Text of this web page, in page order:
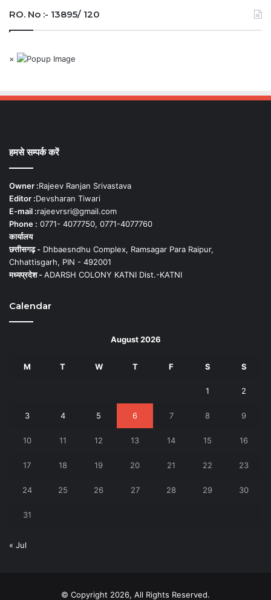
RO. No :- 13895/ 120
×
हमसे सम्पर्क करें
Owner :Rajeev Ranjan Srivastava
Editor :Devsharan Tiwari
E-mail :rajeevrsri@gmail.com
Phone : 0771- 4077750, 0771-4077760
कार्यालय
छत्तीसगढ़ - Dhbaesndhu Complex, Ramsagar Para Raipur,
Chhattisgarh, PIN - 492001
मध्यप्रदेश -ADARSH COLONY KATNI Dist.-KATNI
Calendar
August 2026
M T W T F S S
1 2
3 4 5 6 7 8 9
10 11 12 13 14 15 16
17 18 19 20 21 22 23
24 25 26 27 28 29 30
31
« Jul
© Copyright 2026, All Rights Reserved.